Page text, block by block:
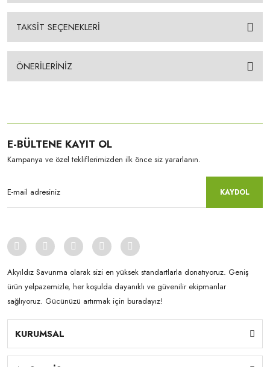
TAKSİT SEÇENEKLERİ
ÖNERİLERİNİZ
E-BÜLTENE KAYIT OL
Kampanya ve özel tekliflerimizden ilk önce siz yararlanın.
KAYDOL
Akyıldız Savunma olarak sizi en yüksek standartlarla donatıyoruz. Geniş
ürün yelpazemizle, her koşulda dayanıklı ve güvenilir ekipmanlar
sağlıyoruz. Gücünüzü artırmak için buradayız!
KURUMSAL